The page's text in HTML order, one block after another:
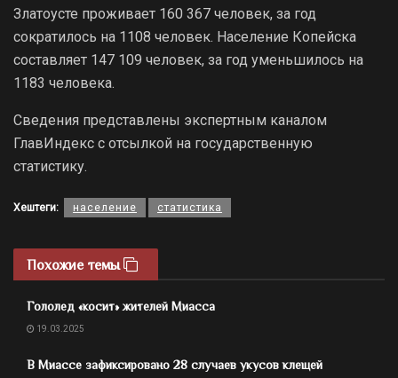
Златоусте проживает 160 367 человек, за год
сократилось на 1108 человек. Население Копейска
составляет 147 109 человек, за год уменьшилось на
1183 человека.
Сведения представлены экспертным каналом
ГлавИндекс с отсылкой на государственную
статистику.
Хештеги: население статистика
Похожие темы
Гололед «косит» жителей Миасса
19.03.2025
В Миассе зафиксировано 28 случаев укусов клещей